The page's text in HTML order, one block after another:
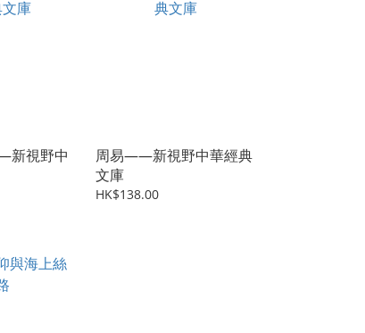
新視野中
周易——新視野中華經典
文庫
HK$138.00